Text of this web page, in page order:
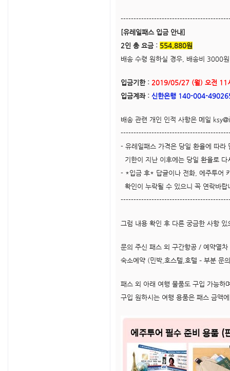
[유레일패스 입금 안내]
2인 총 요금 : 554,880원
배송 수령 원하실 경우, 배송비 3000
입금기한 : 2019/05/27 (월) 오전 11
입금계좌 : 신한은행 140-004-
배송 관련 개인 인적 사항은 메일
- 유레일패스 가격은 당일 환율에 따
기한이 지난 이후에는 당일 환율로
- *입금 후* 답글이나 전화, 에주투어
확인이 누락될 수 있으니 꼭 연락바
그럼 내용 확인 후 다른 궁금한 사항
문의 주신 패스 외 구간항공 / 예약열
숙소예약 (민박,호스텔,호텔 – 부분 문
패스 외 아래 여행 물품도 구입 가능
구입 원하시는 여행 용품은 패스 금액